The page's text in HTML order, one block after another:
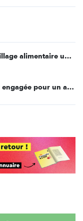
Emploi : faire de la lutte contre le gaspillage alimentaire un tremplin vers l’insertion professionnelle
Mobilité sociale : la fondation Transdev engagée pour un accompagnement à 360° des publics fragilisés